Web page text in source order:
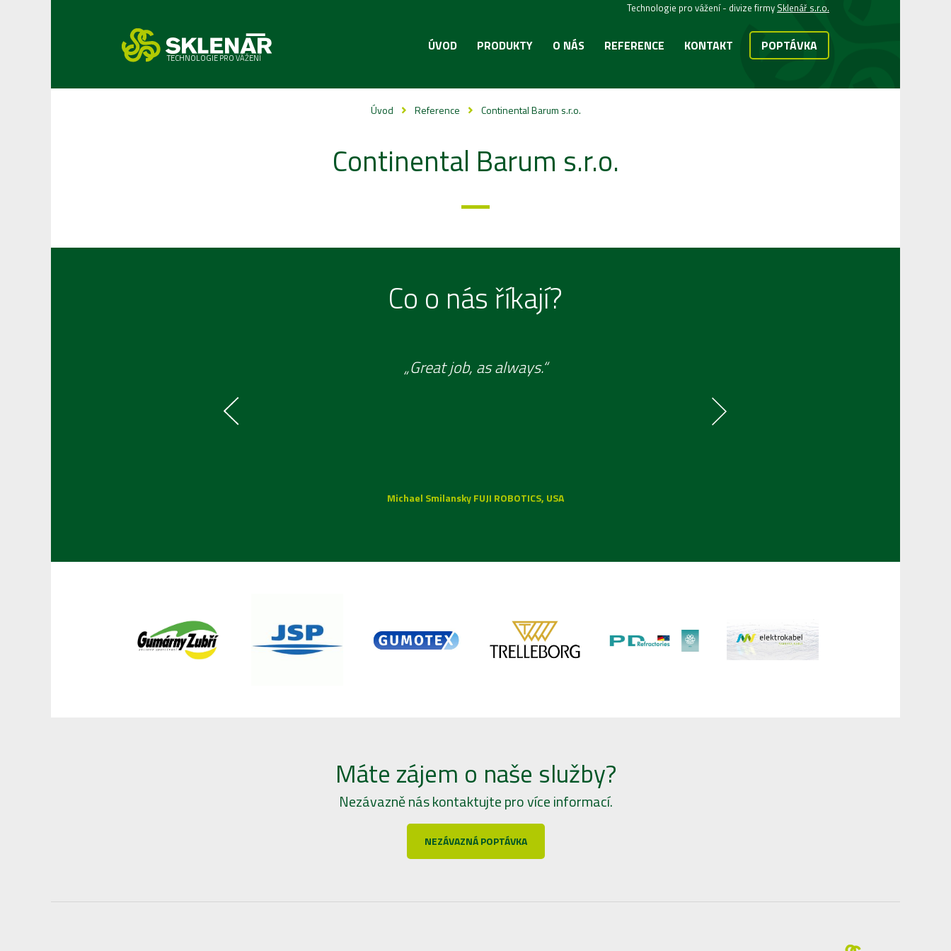
Technologie pro vážení - divize firmy Sklenář s.r.o.
TECHNOLOGIE PRO VÁŽENÍ
ÚVOD PRODUKTY O NÁS REFERENCE KONTAKT POPTÁVKA
Úvod Reference Continental Barum s.r.o.
Continental Barum s.r.o.
Co o nás říkají?
„Great job, as always.“
Michael Smilansky FUJI ROBOTICS, USA
Máte zájem o naše služby?
Nezávazně nás kontaktujte pro více informací.
NEZÁVAZNÁ POPTÁVKA